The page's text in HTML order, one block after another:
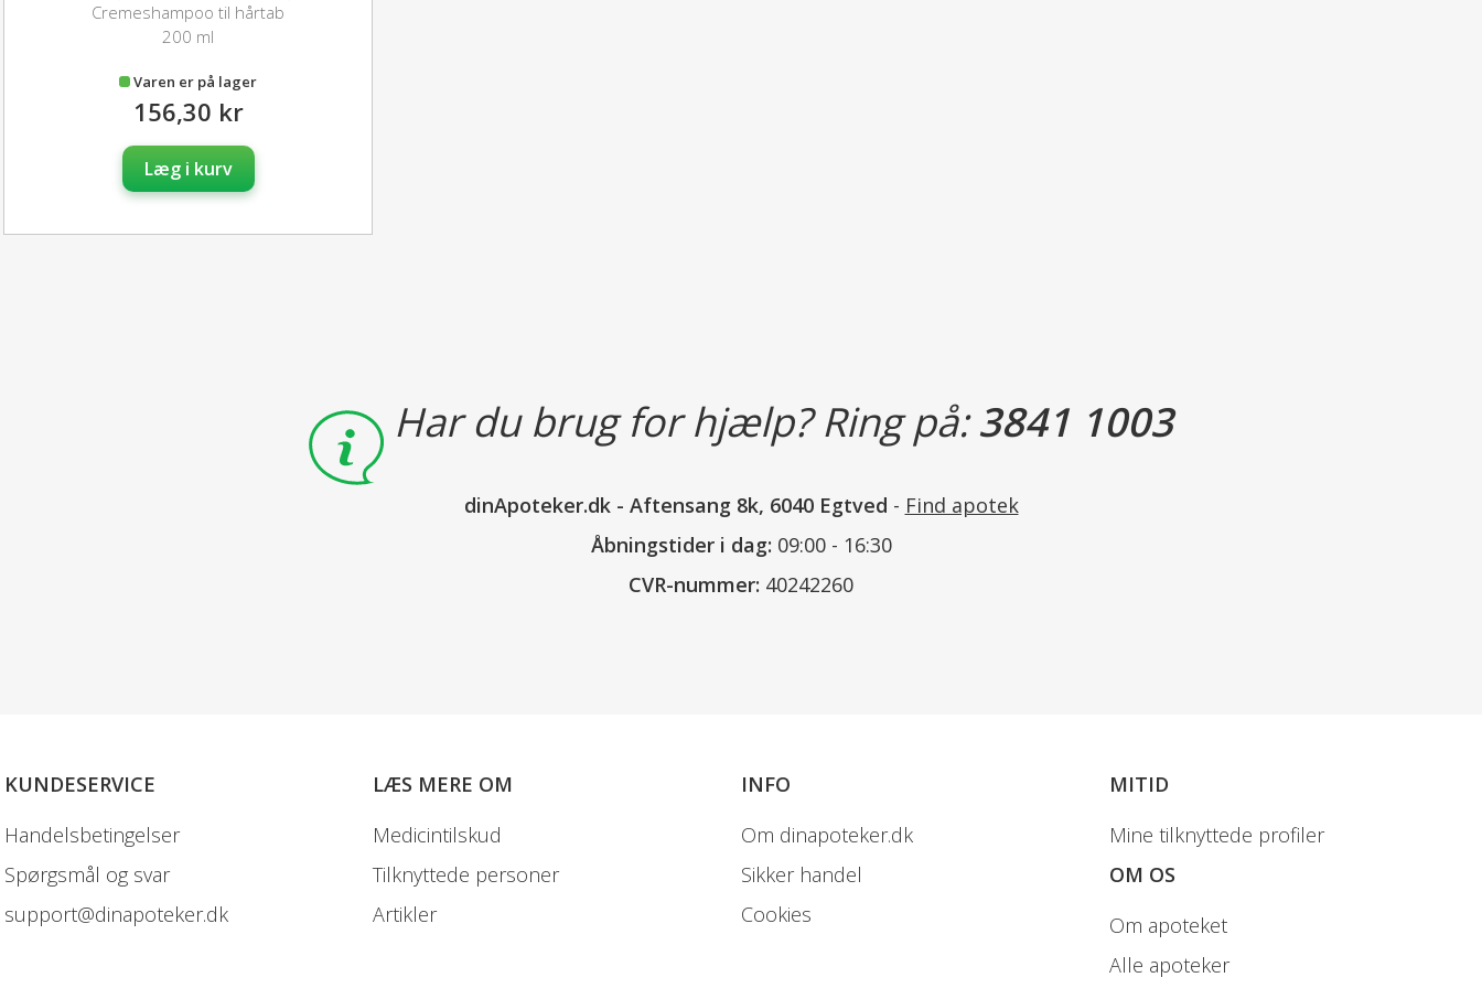
Biotin
*RI% af referenceindtag for voksne samt børn fra 11 år og
derover.
Opbevares utilgængeligt for børn.
Opbevares tørt ved stuetemperatur og beskyttet mod sol.
Kosttilskud bør ikke træde i stedet for en sund og varieret kost.
Cremeshampoo til hårtab
200 ml
Varen er på lager
156,30 kr
Læg i kurv
Har du brug for hjælp? Ring på:3841 1003
dinApoteker.dk- Aftensang 8k, 6040 Egtved - Find apotek
Åbningstider i dag: 09:00 - 16:30
CVR-nummer: 40242260
KUNDESERVICE
Handelsbetingelser
Spørgsmål og svar
support@dinapoteker.dk
LÆS MERE OM
Medicintilskud
Tilknyttede personer
Artikler
INFO
Om dinapoteker.dk
Sikker handel
Cookies
MITID
Mine tilknyttede profiler
OM OS
Om apoteket
Alle apoteker